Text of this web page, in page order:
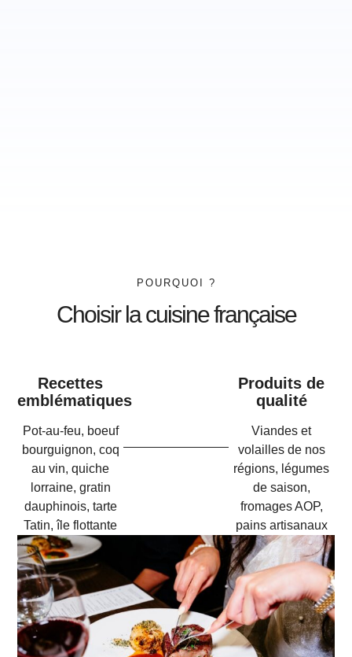
POURQUOI ?
Choisir la cuisine française
Recettes
emblématiques
Pot-au-feu, boeuf
bourguignon, coq
au vin, quiche
lorraine, gratin
dauphinois, tarte
Tatin, île flottante
Produits de
qualité
Viandes et
volailles de nos
régions, légumes
de saison,
fromages AOP,
pains artisanaux